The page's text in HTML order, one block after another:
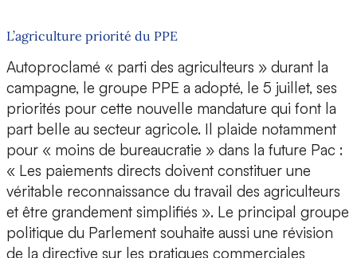
L’agriculture priorité du PPE
Autoproclamé « parti des agriculteurs » durant la
campagne, le groupe PPE a adopté, le 5 juillet, ses
priorités pour cette nouvelle mandature qui font la
part belle au secteur agricole. Il plaide notamment
pour « moins de bureaucratie » dans la future Pac :
« Les paiements directs doivent constituer une
véritable reconnaissance du travail des agriculteurs
et être grandement simplifiés ». Le principal groupe
politique du Parlement souhaite aussi une révision
de la directive sur les pratiques commerciales